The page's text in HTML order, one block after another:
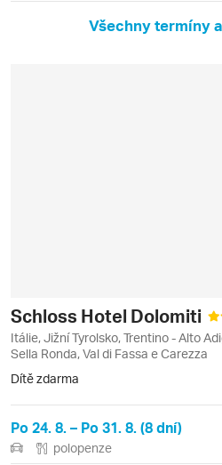
Všechny termíny
Schloss Hotel Dolomiti
Itálie, Jižní Tyrolsko, Trentino - Alto
Sella Ronda, Val di Fassa e Carezza
Dítě zdarma
Po 24. 8. – Po 31. 8. (8 dní)
polopenze